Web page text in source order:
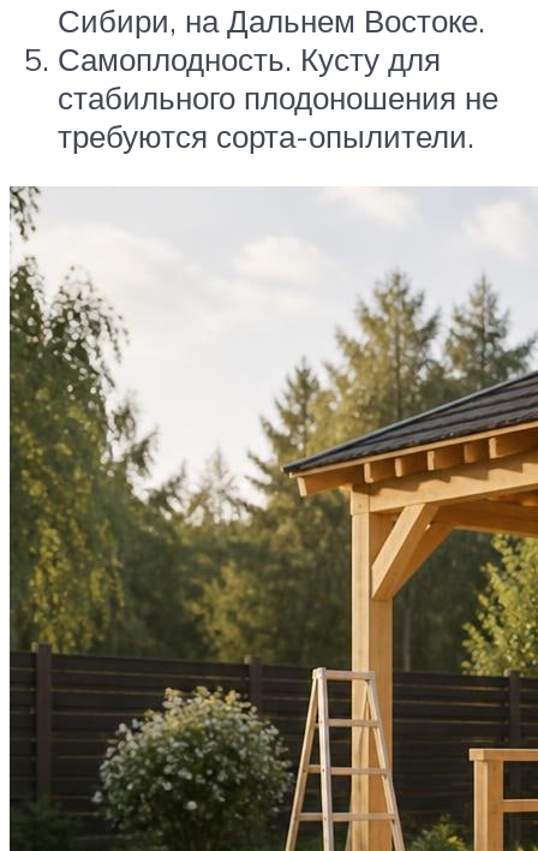
Сибири, на Дальнем Востоке.
Самоплодность. Кусту для
стабильного плодоношения не
требуются сорта-опылители.